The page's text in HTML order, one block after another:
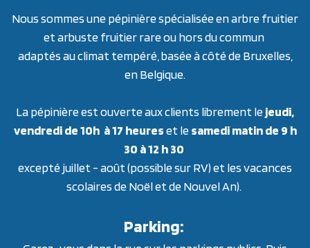
Nous sommes une pépinière spécialisée en arbre fruitier
et arbuste fruitier rare ou hors du commun
adaptés au climat tempéré, basée à côté de Bruxelles,
en Belgique.
La pépinière est ouverte aux clients librement lejeudi,
vendredi de 10h à 17 heureset lesamedi matin de 9 h
30 à 12 h 30
excepté juillet - août (possible sur RV) et les vacances
scolaires de Noël et de Nouvel An).
Parking: